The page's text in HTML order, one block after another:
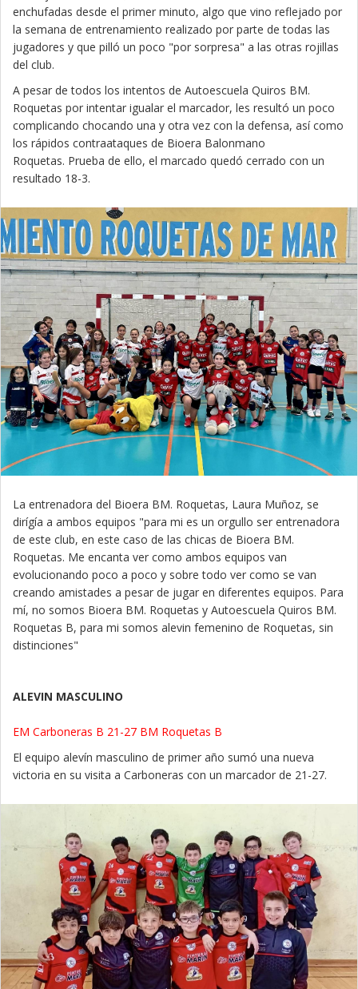
enchufadas desde el primer minuto, algo que vino reflejado por
la semana de entrenamiento realizado por parte de todas las
jugadores y que pilló un poco "por sorpresa" a las otras rojillas
del club.
A pesar de todos los intentos de Autoescuela Quiros BM.
Roquetas por intentar igualar el marcador, les resultó un poco
complicando chocando una y otra vez con la defensa, así como
los rápidos contraataques de Bioera Balonmano
Roquetas. Prueba de ello, el marcado quedó cerrado con un
resultado 18-3.
La entrenadora del Bioera BM. Roquetas, Laura Muñoz, se
dirígía a ambos equipos "para mi es un orgullo ser entrenadora
de este club, en este caso de las chicas de Bioera BM.
Roquetas. Me encanta ver como ambos equipos van
evolucionando poco a poco y sobre todo ver como se van
creando amistades a pesar de jugar en diferentes equipos. Para
mí, no somos Bioera BM. Roquetas y Autoescuela Quiros BM.
Roquetas B, para mi somos alevin femenino de Roquetas, sin
distinciones"
ALEVIN MASCULINO
EM Carboneras B 21-27 BM Roquetas B
El equipo alevín masculino de primer año sumó una nueva
victoria en su visita a Carboneras con un marcador de 21-27.